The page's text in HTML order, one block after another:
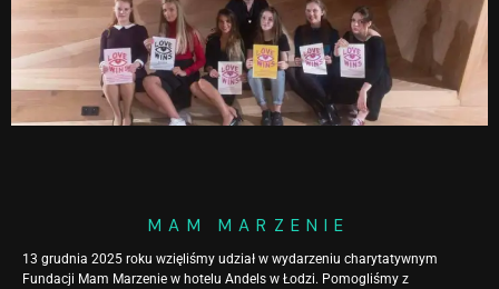
MAM MARZENIE
13 grudnia 2025 roku wzięliśmy udział w wydarzeniu charytatywnym
Fundacji Mam Marzenie w hotelu Andels w Łodzi. Pomogliśmy z